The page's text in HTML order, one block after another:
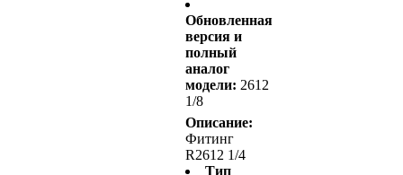
Обновленная
версия и
полный
аналог
модели: 2612
1/8
Описание:
Фитинг
R2612 1/4
Тип